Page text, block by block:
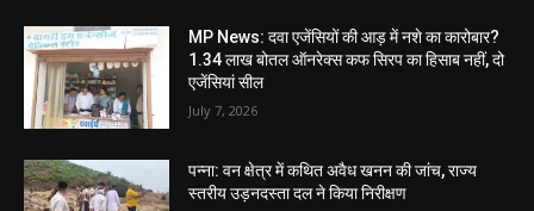
MP News: दवा एजेंसियों की आड़ में नशे का कारोबार?
1.34 लाख बोतल ऑनरेक्स कफ सिरप का हिसाब नहीं, दो
एजेंसियां सील
July 7, 2026
पन्ना: वन क्षेत्र में कथित अवैध खनन की जांच, राज्य
स्तरीय उड़नदस्ता दल ने किया निरीक्षण